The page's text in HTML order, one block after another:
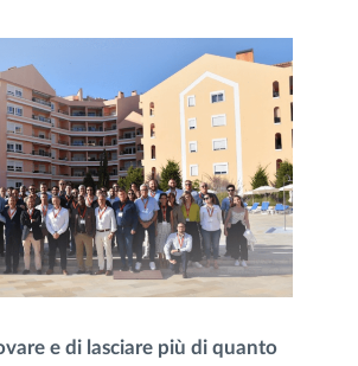
dei percorsi e monitoraggio
automatica del conducente
e di lasciare più di quanto